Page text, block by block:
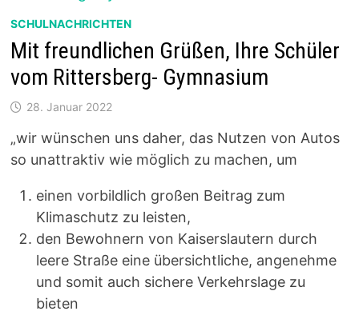
SCHULNACHRICHTEN
Mit freundlichen Grüßen, Ihre Schüler
vom Rittersberg- Gymnasium
28. Januar 2022
„wir wünschen uns daher, das Nutzen von Autos
so unattraktiv wie möglich zu machen, um
einen vorbildlich großen Beitrag zum
Klimaschutz zu leisten,
den Bewohnern von Kaiserslautern durch
leere Straße eine übersichtliche, angenehme
und somit auch sichere Verkehrslage zu
bieten